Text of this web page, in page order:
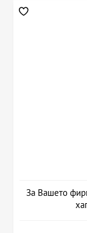
За Вашето